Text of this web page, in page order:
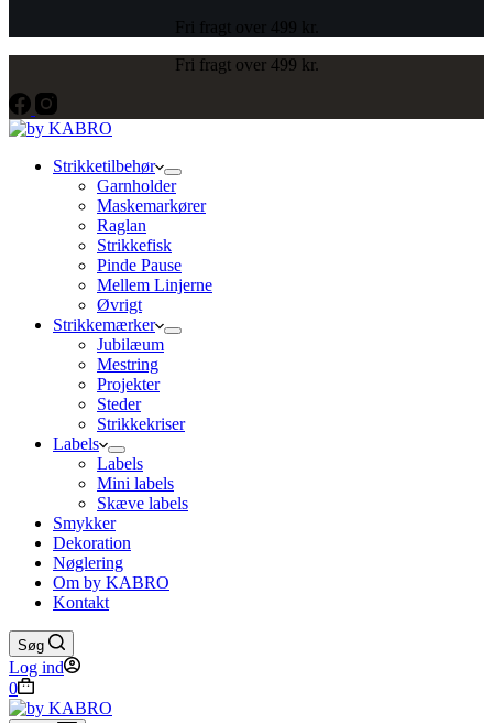
Fri fragt over 499 kr.
Fri fragt over 499 kr.
Strikketilbehør
Garnholder
Maskemarkører
Raglan
Strikkefisk
Pinde Pause
Mellem Linjerne
Øvrigt
Strikkemærker
Jubilæum
Mestring
Projekter
Steder
Strikkekriser
Labels
Labels
Mini labels
Skæve labels
Smykker
Dekoration
Nøglering
Om by KABRO
Kontakt
Søg
Log ind
Indkøbskurv
0